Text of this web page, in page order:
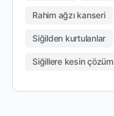
Rahim ağzı kanseri
Siğilden kurtulanlar
Siğillere kesin çözüm